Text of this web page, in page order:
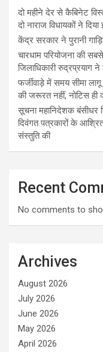
दो महीने देर से कैबिनेट
दो नाराज विधायकों ने दिया
केंद्र सरकार ने पुरानी
चारधाम परियोजना की
जिलाधिकारी रुद्रप्रयाग
फर्जीवाड़े में समय सीमा लागू
की जरूरत नहीं, नोटिस ही
सूचना महानिदेशक बंसीधर
दिवंगत पत्रकारों के
संस्तुति की
Recent
No comments to
Archives
August 2026
July 2026
June 2026
May 2026
April 2026